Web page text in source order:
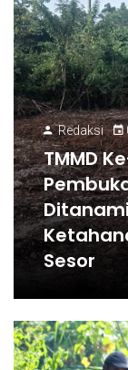
Redaksi
TMMD
Sesor